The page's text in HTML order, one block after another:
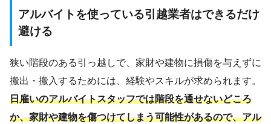
アルバイトを使っている引越業者はできるだけ
避ける
狭い階段のある引っ越しで、家財や建物に損傷を与えずに
搬出・搬入するためには、経験やスキルが求められます。
日雇いのアルバイトスタッフでは階段を通せないどころ
か、家財や建物を傷つけてしまう可能性があるので、アル